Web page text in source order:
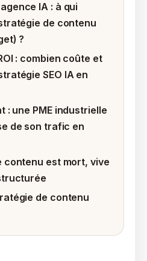
IA : à qui
de contenu
?
: combien coûte et
SEO IA en
: une PME industrielle
de son trafic en
contenu est mort, vive
de contenu